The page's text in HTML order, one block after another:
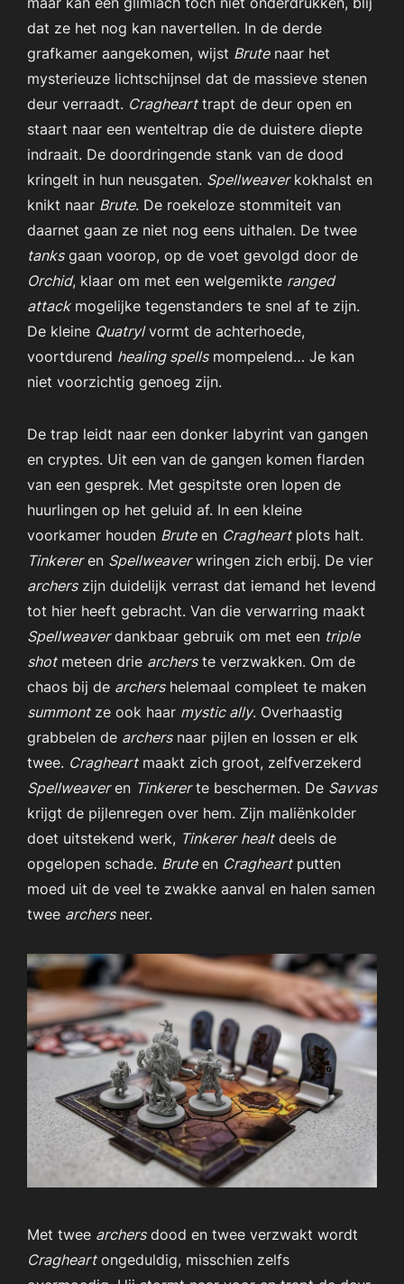
dat ze het nog kan navertellen. In de derde
grafkamer aangekomen, wijst Brutenaar het
mysterieuze lichtschijnsel dat de massieve stenen
deur verraadt. Craghearttrapt de deur open en
staart naar een wenteltrap die de duistere diepte
indraait. De doordringende stank van de dood
kringelt in hun neusgaten. Spellweaverkokhalst en
knikt naar Brute. De roekeloze stommiteit van
daarnet gaan ze niet nog eens uithalen. De twee
tanksgaan voorop, op de voet gevolgd door de
Orchid, klaar om met een welgemikte ranged
attackmogelijke tegenstanders te snel af te zijn.
De kleine Quatrylvormt de achterhoede,
voortdurend healing spellsmompelend… Je kan
niet voorzichtig genoeg zijn.
De trap leidt naar een donker labyrint van gangen
en cryptes. Uit een van de gangen komen flarden
van een gesprek. Met gespitste oren lopen de
huurlingen op het geluid af. In een kleine
voorkamer houden Bruteen Cragheartplots halt.
Tinkereren Spellweaverwringen zich erbij. De vier
archerszijn duidelijk verrast dat iemand het levend
tot hier heeft gebracht. Van die verwarring maakt
Spellweaverdankbaar gebruik om met een triple
shotmeteen drie archerste verzwakken. Om de
chaos bij de archershelemaal compleet te maken
summontze ook haar mystic ally. Overhaastig
grabbelen de archersnaar pijlen en lossen er elk
twee. Cragheartmaakt zich groot, zelfverzekerd
Spellweaveren Tinkererte beschermen. De Savvas
krijgt de pijlenregen over hem. Zijn maliënkolder
doet uitstekend werk, Tinkerer healtdeels de
opgelopen schade. Bruteen Cragheartputten
moed uit de veel te zwakke aanval en halen samen
twee archersneer.
Met twee archersdood en twee verzwakt wordt
Cragheartongeduldig, misschien zelfs